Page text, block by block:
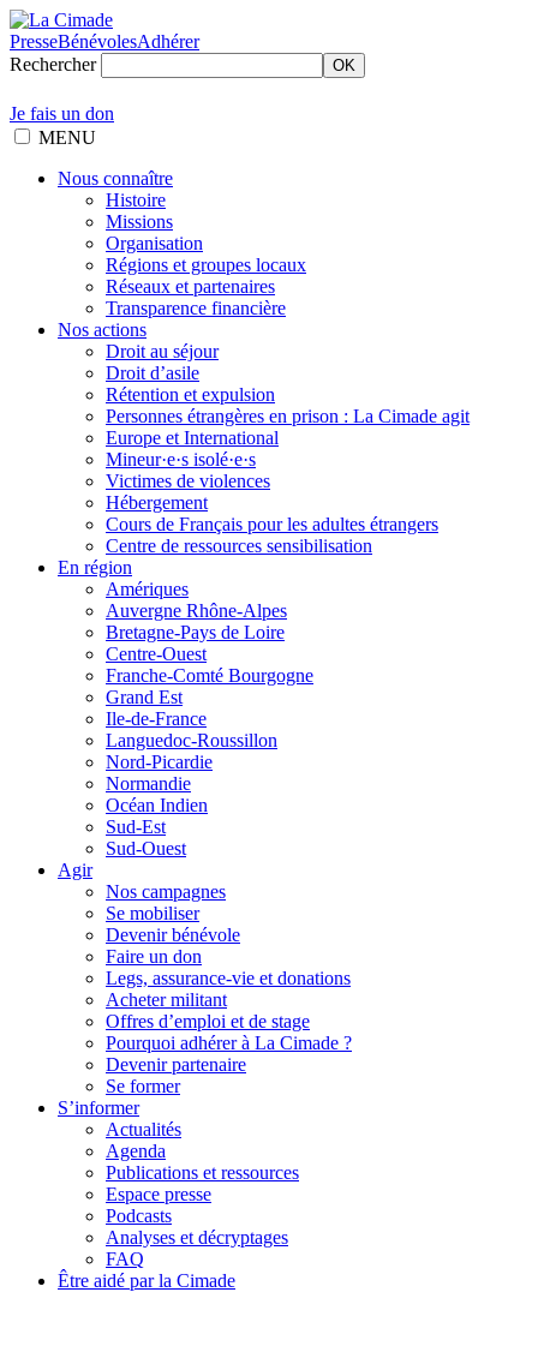
PresseBénévolesAdhérer
Rechercher
OK
Je fais un don
MENU
Nous connaître
Histoire
Missions
Organisation
Régions et groupes locaux
Réseaux et partenaires
Transparence financière
Nos actions
Droit au séjour
Droit d’asile
Rétention et expulsion
Personnes étrangères en prison : La Cimade agit
Europe et International
Mineur·e·s isolé·e·s
Victimes de violences
Hébergement
Cours de Français pour les adultes étrangers
Centre de ressources sensibilisation
En région
Amériques
Auvergne Rhône-Alpes
Bretagne-Pays de Loire
Centre-Ouest
Franche-Comté Bourgogne
Grand Est
Ile-de-France
Languedoc-Roussillon
Nord-Picardie
Normandie
Océan Indien
Sud-Est
Sud-Ouest
Agir
Nos campagnes
Se mobiliser
Devenir bénévole
Faire un don
Legs, assurance-vie et donations
Acheter militant
Offres d’emploi et de stage
Pourquoi adhérer à La Cimade ?
Devenir partenaire
Se former
S’informer
Actualités
Agenda
Publications et ressources
Espace presse
Podcasts
Analyses et décryptages
FAQ
Être aidé par la Cimade